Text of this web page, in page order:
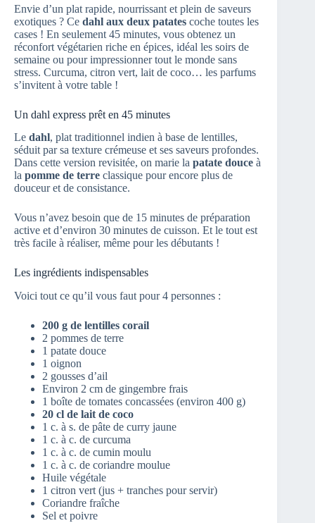
Envie d’un plat rapide, nourrissant et plein de saveurs
exotiques ? Ce dahl aux deux patates coche toutes les
cases ! En seulement 45 minutes, vous obtenez un
réconfort végétarien riche en épices, idéal les soirs de
semaine ou pour impressionner tout le monde sans
stress. Curcuma, citron vert, lait de coco… les parfums
s’invitent à votre table !
Un dahl express prêt en 45 minutes
Le dahl, plat traditionnel indien à base de lentilles,
séduit par sa texture crémeuse et ses saveurs profondes.
Dans cette version revisitée, on marie la patate douce à
la pomme de terre classique pour encore plus de
douceur et de consistance.
Vous n’avez besoin que de 15 minutes de préparation
active et d’environ 30 minutes de cuisson. Et le tout est
très facile à réaliser, même pour les débutants !
Les ingrédients indispensables
Voici tout ce qu’il vous faut pour 4 personnes :
200 g de lentilles corail
2 pommes de terre
1 patate douce
1 oignon
2 gousses d’ail
Environ 2 cm de gingembre frais
1 boîte de tomates concassées (environ 400 g)
20 cl de lait de coco
1 c. à s. de pâte de curry jaune
1 c. à c. de curcuma
1 c. à c. de cumin moulu
1 c. à c. de coriandre moulue
Huile végétale
1 citron vert (jus + tranches pour servir)
Coriandre fraîche
Sel et poivre